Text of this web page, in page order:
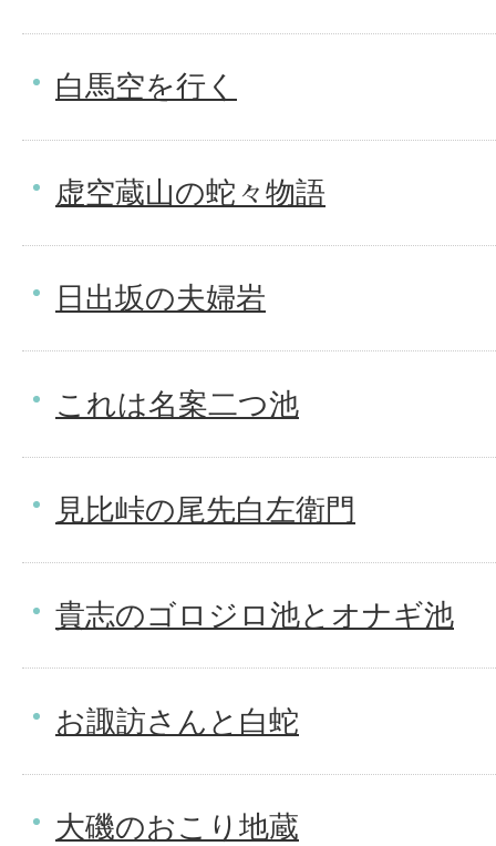
白馬空を行く
虚空蔵山の蛇々物語
日出坂の夫婦岩
これは名案二つ池
見比峠の尾先白左衛門
貴志のゴロジロ池とオナギ池
お諏訪さんと白蛇
大磯のおこり地蔵